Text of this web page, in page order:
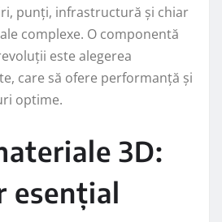
punți, infrastructură și chiar
complexe. O componentă
este alegerea
care să ofere performanță și
optime.
3D:
esențial